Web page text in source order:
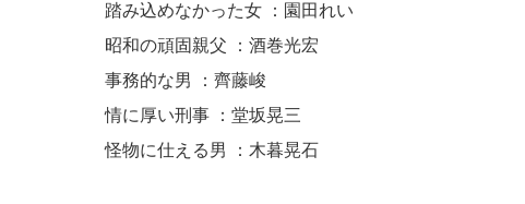
踏み込めなかった女 ：園田れい
昭和の頑固親父 ：酒巻光宏
事務的な男 ：齊藤峻
情に厚い刑事 ：堂坂晃三
怪物に仕える男 ：木暮晃石